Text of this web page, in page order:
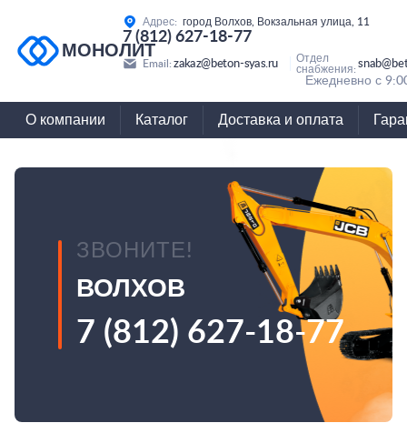
МОНОЛИТ
Адрес: город Волхов, Вокзальная улица, 11
7 (812) 627-18-77
Email: zakaz@beton-syas.ru
Отдел
снабжения:
Ежедневно с
О компании Каталог Доставка и оплата
ЗВОНИТЕ!
ВОЛХОВ
7 (812) 627-18-77